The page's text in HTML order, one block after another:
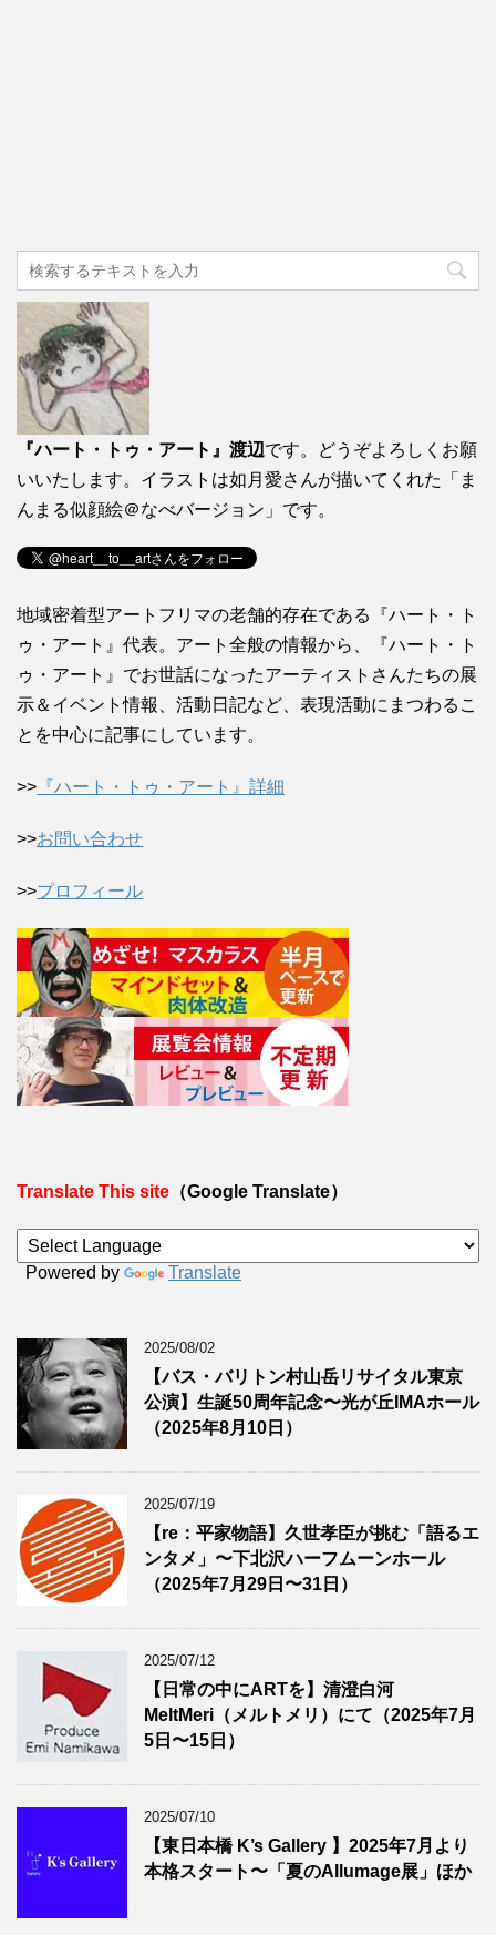
『ハート・トゥ・アート』渡辺です。どうぞよろしくお願
いいたします。イラストは如月愛さんが描いてくれた「ま
んまる似顔絵＠なべバージョン」です。
地域密着型アートフリマの老舗的存在である『ハート・ト
ゥ・アート』代表。アート全般の情報から、『ハート・ト
ゥ・アート』でお世話になったアーティストさんたちの展
示＆イベント情報、活動日記など、表現活動にまつわるこ
とを中心に記事にしています。
>> 『ハート・トゥ・アート』詳細
>>お問い合わせ
>>プロフィール
Translate This site （Google Translate）
Powered by Translate
2025/08/02
【バス・バリトン村山岳リサイタル東京
公演】生誕50周年記念〜光が丘IMAホール
（2025年8月10日）
2025/07/19
【re：平家物語】久世孝臣が挑む「語るエ
ンタメ」〜下北沢ハーフムーンホール
（2025年7月29日〜31日）
2025/07/12
【日常の中にARTを】清澄白河
MeltMeri（メルトメリ）にて（2025年7月
5日〜15日）
2025/07/10
【東日本橋 K’s Gallery 】2025年7月より
本格スタート〜「夏のAllumage展」ほか